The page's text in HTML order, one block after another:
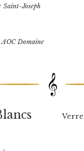
Saint-Joseph
AOC Domaine
𝄞
Verre